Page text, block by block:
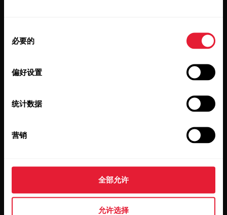
必要的
偏好设置
统计数据
营销
全部允许
允许选择
产品
手表
关于 Polar
我们是谁